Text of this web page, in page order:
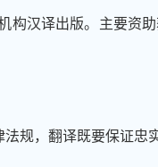
构汉译出版。主要资
规，翻译既要保证忠